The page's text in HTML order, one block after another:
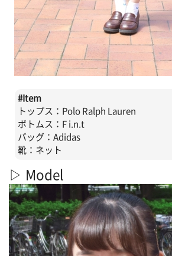
#Item
トップス：Polo Ralph Lauren
ボトムス：F i.n.t
バッグ：Adidas
靴：ネット
▷ Model